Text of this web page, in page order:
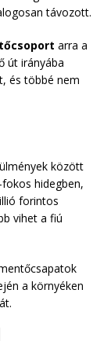
távozott.
arra a
út irányába
és többé nem
között
hidegben,
forintos
vihet a fiú
a környéken